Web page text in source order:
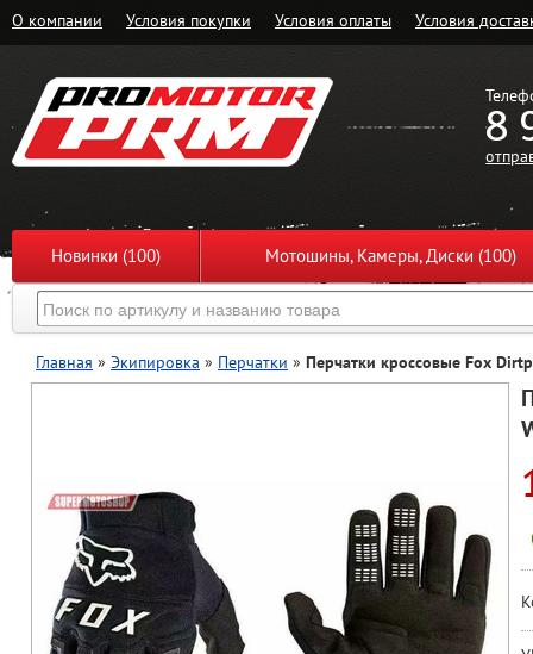
О компании Условия покупки Условия оплаты Условия
8
Новинки (100) Мотошины, Камеры, Диски (100)
Главная » Экипировка » Перчатки » Перчатки кроссовые Fox